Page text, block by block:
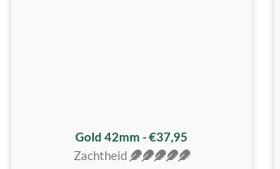
Gold 42mm - €37,95
Zachtheid